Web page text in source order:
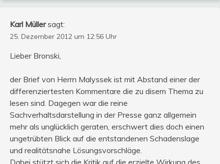
Karl Müller sagt:
25. Dezember 2012 um 12:56 Uhr
Lieber Bronski,
der Brief von Herrn Malyssek ist mit Abstand einer der
differenziertesten Kommentare die zu disem Thema zu
lesen sind. Dagegen war die reine
Sachverhaltsdarstellung in der Presse ganz allgemein
mehr als unglücklich geraten, erschwert dies doch einen
ungetrübten Blick auf die entstandenen Schadenslage
und realitätsnahe Lösungsvorschläge.
Dabei stützt sich die Kritik auf die erzielte Wirkung des